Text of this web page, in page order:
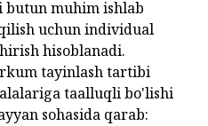
butun muhim ishlab
uchun individual
hisoblanadi.
tayinlash tartibi
taalluqli bo'lishi
sohasida qarab: